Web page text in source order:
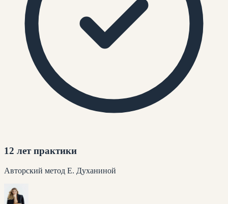
12 лет практики
Авторский метод Е. Духаниной